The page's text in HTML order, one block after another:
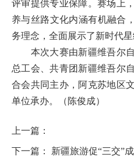
评审提供专业保障。赛场上
养与丝路文化内涵有机融合
务理念，全面展示了新时代星
本次大赛由新疆维吾尔自
总工会、共青团新疆维吾尔
合会共同主办，阿克苏地区
单位承办。
（陈俊成）
上一篇：
下一篇： 新疆旅游促“三交”